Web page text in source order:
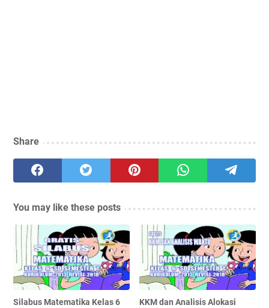
Share
You may like these posts
Silabus Matematika Kelas 6
KKM dan Analisis Alokasi